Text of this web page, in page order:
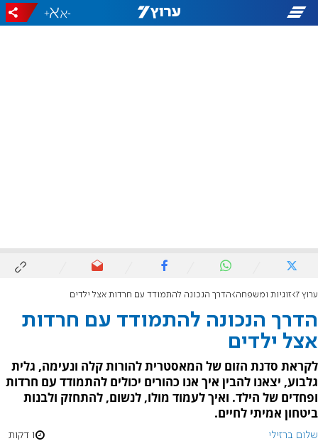
-
+
ערוץ 7 זוגיות ומשפחה הדרך הנכונה להתמודד עם חרדות אצל ילדים
הדרך הנכונה להתמודד עם חרדות
אצל ילדים
לקראת סדנת הזום של המאסטרית להורות קלה ונעימה, גלית
גלבוע, יצאנו להבין איך אנו כהורים יכולים להתמודד עם חרדות
ופחדים של הילד. ואיך לעמוד מולו, לנשום, להתחזק ולבנות
ביטחון אמיתי לחיים.
שלום ברזילי 1 דקות